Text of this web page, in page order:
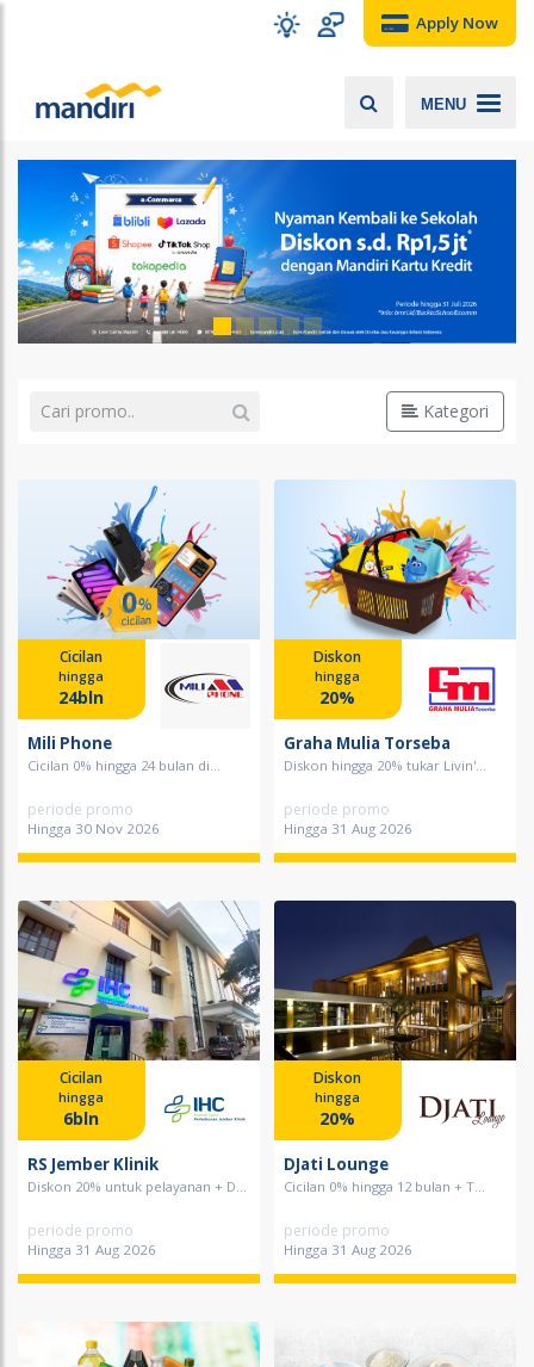
Apply Now
MENU
Kategori
Cicilan
hingga
24bln
Mili Phone
Cicilan 0% hingga 24 bulan di...
periode promo
Hingga 30 Nov 2026
Diskon
hingga
20%
Graha Mulia Torseba
Diskon hingga 20% tukar Livin'...
periode promo
Hingga 31 Aug 2026
Cicilan
hingga
6bln
RS Jember Klinik
Diskon 20% untuk pelayanan + D...
periode promo
Hingga 31 Aug 2026
Diskon
hingga
20%
DJati Lounge
Cicilan 0% hingga 12 bulan + T...
periode promo
Hingga 31 Aug 2026